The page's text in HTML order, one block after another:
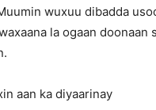
wuxuu dibadda
la ogaan
aan ka diyaarinay